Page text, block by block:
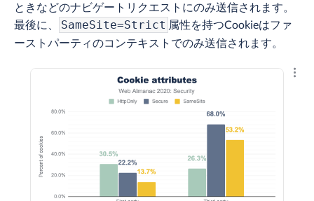
ときなどのナビゲートリクエストにのみ送信されます。
最後に、
SameSite=Strict 属性を持つCookieはファ
ーストパーティのコンテキストでのみ送信されます。
結